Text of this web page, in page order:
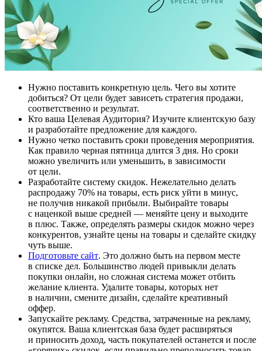
Нужно поставить конкретную цель. Чего вы хотите
добиться? От цели будет зависеть стратегия продажи,
соответственно и результат.
Кто ваша Целевая Аудитория? Изучите клиентскую базу
и разработайте предложение для каждого.
Нужно четко поставить сроки проведения мероприятия.
Как правило черная пятница длится 3 дня. Но сроки
можно увеличить или уменьшить, в зависимости
от цели.
Разработайте систему скидок. Нежелательно делать
распродажу 70% на товары, есть риск уйти в минус,
не получив никакой прибыли. Выбирайте товары
с наценкой выше средней — меняйте цену и выходите
в плюс. Также, определять размеры скидок можно через
конкурентов, узнайте цены на товары и сделайте скидку
чуть выше.
Подготовьте сайт. Это должно быть на первом месте
в списке дел. Большинство людей привыкли делать
покупки онлайн, но сложная система может отбить
желание клиента. Удалите товары, которых нет
в наличии, смените дизайн, сделайте креативный
оффер.
Запускайте рекламу. Средства, затраченные на рекламу,
окупятся. Ваша клиентская база будет расширяться
и приносить доход, часть покупателей останется и после